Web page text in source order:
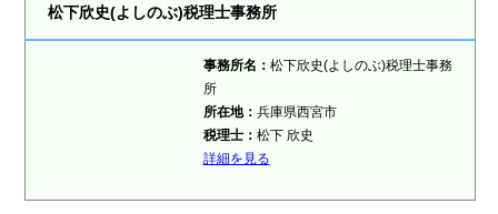
松下欣史(よしのぶ)税理士事務所
事務所名： 松下欣史(よしのぶ)税理士事務
所
所在地： 兵庫県西宮市
税理士： 松下 欣史
詳細を見る